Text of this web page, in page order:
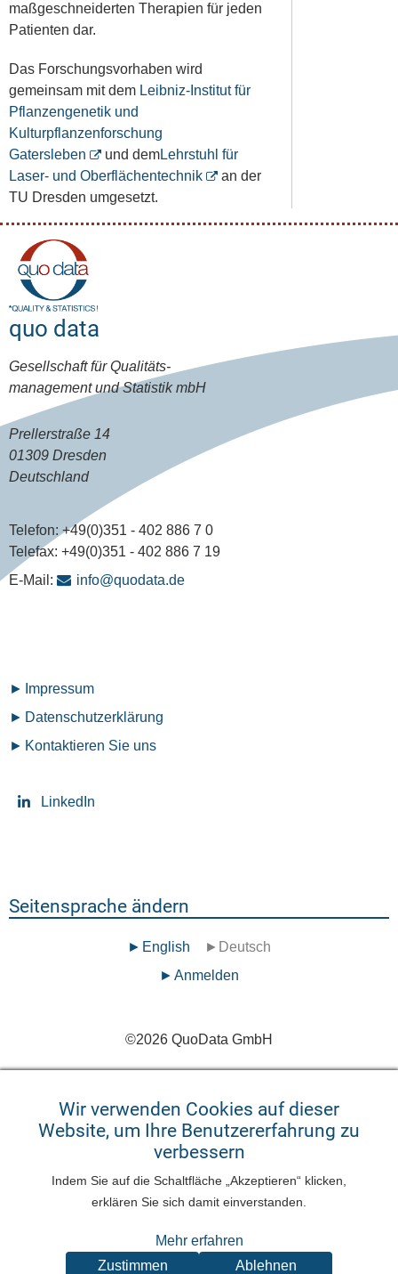
maßgeschneiderten Therapien für jeden
Patienten dar.
Das Forschungsvorhaben wird
gemeinsam mit dem Leibniz-Institut für
Pflanzengenetik und
Kulturpflanzenforschung
Gatersleben
und demLehrstuhl für
Laser- und Oberflächentechnik
an der
TU Dresden umgesetzt.
quo data
Gesellschaft für Qualitäts-
management und Statistik mbH
Prellerstraße 14
01309 Dresden
Deutschland
Telefon: +49(0)351 - 402 886 7 0
Telefax: +49(0)351 - 402 886 7 19
E-Mail:
info@quodata.de
Fußzeilenmenü
Impressum
Datenschutz­erklärung
Kontaktieren Sie uns
LinkedIn
Seitensprache ändern
English Deutsch
Anmelden
©2026 QuoData GmbH
Wir verwenden Cookies auf dieser
Website, um Ihre Benutzererfahrung zu
verbessern
Indem Sie auf die Schaltfläche „Akzeptieren“ klicken,
erklären Sie sich damit einverstanden.
Mehr erfahren
Zustimmen
Ablehnen